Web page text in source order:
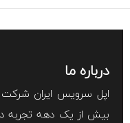
درباره ما
اپل سرویس ایران شرکت
بیش از یک دهه تجربه